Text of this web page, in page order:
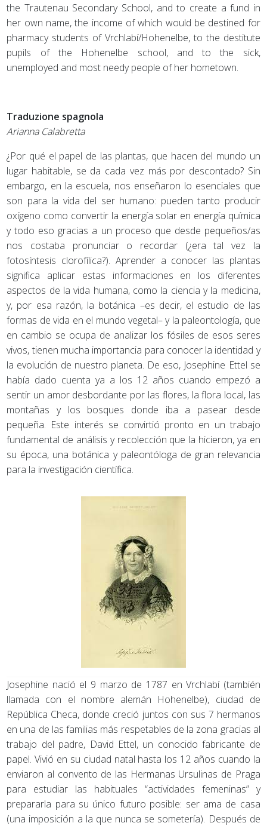
the Trautenau Secondary School, and to create a fund in
her own name, the income of which would be destined for
pharmacy students of Vrchlabí/Hohenelbe, to the destitute
pupils of the Hohenelbe school, and to the sick,
unemployed and most needy people of her hometown.
Traduzione spagnola
Arianna Calabretta
¿Por qué el papel de las plantas, que hacen del mundo un
lugar habitable, se da cada vez más por descontado? Sin
embargo, en la escuela, nos enseñaron lo esenciales que
son para la vida del ser humano: pueden tanto producir
oxígeno como convertir la energía solar en energía química
y todo eso gracias a un proceso que desde pequeños/as
nos costaba pronunciar o recordar (¿era tal vez la
fotosíntesis clorofílica?). Aprender a conocer las plantas
significa aplicar estas informaciones en los diferentes
aspectos de la vida humana, como la ciencia y la medicina,
y, por esa razón, la botánica –es decir, el estudio de las
formas de vida en el mundo vegetal– y la paleontología, que
en cambio se ocupa de analizar los fósiles de esos seres
vivos, tienen mucha importancia para conocer la identidad y
la evolución de nuestro planeta. De eso, Josephine Ettel se
había dado cuenta ya a los 12 años cuando empezó a
sentir un amor desbordante por las flores, la flora local, las
montañas y los bosques donde iba a pasear desde
pequeña. Este interés se convirtió pronto en un trabajo
fundamental de análisis y recolección que la hicieron, ya en
su época, una botánica y paleontóloga de gran relevancia
para la investigación científica.
Josephine nació el 9 marzo de 1787 en Vrchlabí (también
llamada con el nombre alemán Hohenelbe), ciudad de
República Checa, donde creció juntos con sus 7 hermanos
en una de las familias más respetables de la zona gracias al
trabajo del padre, David Ettel, un conocido fabricante de
papel. Vivió en su ciudad natal hasta los 12 años cuando la
enviaron al convento de las Hermanas Ursulinas de Praga
para estudiar las habituales “actividades femeninas” y
prepararla para su único futuro posible: ser ama de casa
(una imposición a la que nunca se sometería). Después de